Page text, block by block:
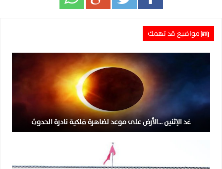
مواضيع قد تهمك
غد الإثنين …الأرض على موعد لضاهرة فلكية نادرة الحدوث